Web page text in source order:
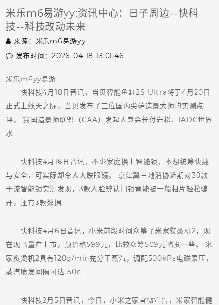
米乐m6易游yy:资讯中心：日子周边--快科
技--科技改动未来
来源： 米乐m6易游yy
发布时间：2026-04-18 13:01:46
米乐m6yy易游:
快科技4月18日音讯，当贝智能鱼缸2S Ultra将于4月20日
正式上线天之际，当贝发布了三位国内尖端造景大师的实测点
评。 我国造景师联盟（CAA）发起人兼会长付岩松、IADC世界
水
快科技4月16日音讯，不少家庭换上智能锁，本想统筹快捷
与安全，可实际却令人大跌眼镜。 京津冀三地消协近期对30款
干流智能锁实测发现，3款人脸辨认门锁竟能被一般相片轻松骗
开，还有3款数据
快科技4月6日音讯，小米前段时间众筹了米家熨烫机2，现
在现已量产上市，预价格599元，比较众筹509元略贵一些。 米
家熨烫机2具有120g/min充分干蒸汽，调配500kPa电磁泵压，
蒸汽喷发间隔可达150c
快科技2月5日音讯，今日，小米之家官微宣告，米家智能健